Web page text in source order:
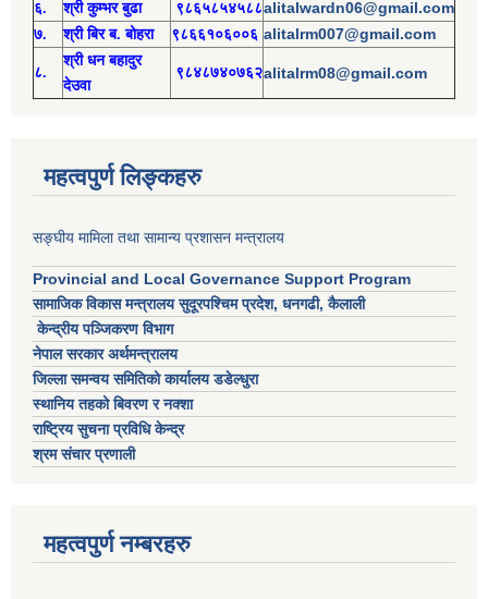
६. श्री कुम्भर बुढा ९८६५८५४५८८alitalwardn06@gmail.com
७. श्री बिर ब. बोहरा ९८६६१०६००६ alitalrm007@gmail.com
८.
श्री धन बहादुर
देउवा
९८४८७४०७६२alitalrm08@gmail.com
महत्वपुर्ण लिङ्कहरु
सङ्घीय मामिला तथा सामान्य प्रशासन मन्त्रालय
Provincial and Local Governance Support Program
सामाजिक विकास मन्त्रालय सुदूरपश्चिम प्रदेश, धनगढी, कैलाली
केन्द्रीय पञ्जिकरण विभाग
नेपाल सरकार अर्थमन्त्रालय
जिल्ला समन्वय समितिको कार्यालय डडेल्धुरा
स्थानिय तहको बिवरण र नक्शा
राष्ट्रिय सुचना प्रविधि केन्द्र
श्रम संचार प्रणाली
महत्वपुर्ण नम्बरहरु